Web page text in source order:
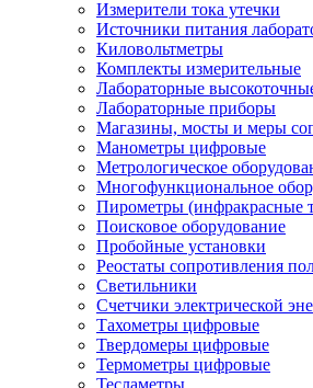
Измерители тока утечки
Источники питания
Киловольтметры
Комплекты измерительные
Лабораторные
Лабораторные приборы
Магазины, мосты и меры
Манометры цифровые
Метрологическое
Многофункциональное
Пирометры (инфракрасные
Поисковое оборудование
Пробойные установки
Реостаты сопротивления
Светильники
Счетчики электрической
Тахометры цифровые
Твердомеры цифровые
Термометры цифровые